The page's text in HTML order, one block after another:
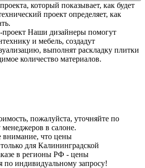
который показывает, как будет
проект определяет, как
проект Наши дизайнеры помогут
и мебель, создадут
выполнят раскладку плитки
количество материалов.
пожалуйста, уточняйте по
в салоне.
что цены
для Калининградской
в регионы РФ - цены
по индивидуальному запросу!